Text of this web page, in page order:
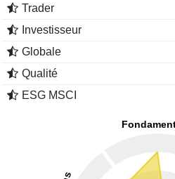
Trader
Investisseur
Globale
Qualité
ESG MSCI